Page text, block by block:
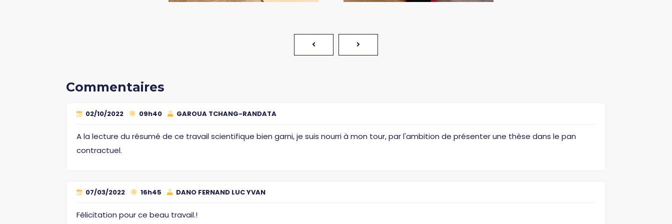
Commentaires
02/10/2022 09h40 GAROUA TCHANG-RANDATA
A la lecture du résumé de ce travail scientifique bien garni, je suis nourri à mon tour, par l'ambition de présenter une thèse dans le pan
contractuel.
07/03/2022 16h45 DANO FERNAND LUC YVAN
Félicitation pour ce beau travail.!